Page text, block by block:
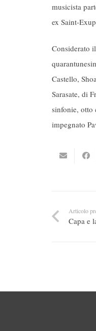
musicista
ex Saint-
Considerato
Castello,
Sarasate, di
sinfonie, otto
impegnato
Articolo
Capa e